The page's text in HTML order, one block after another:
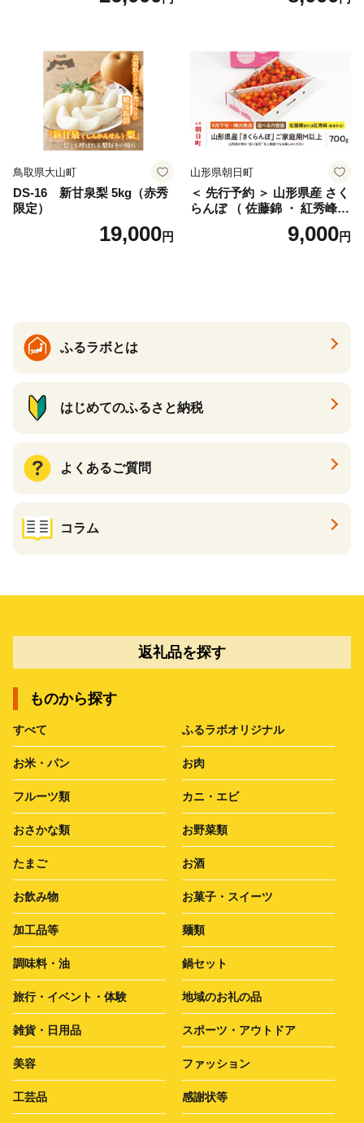
産 農家直送 期間限定 特産品
サイズミックス くらもとフ
ァーム 愛南町 愛媛県
鳥取県大山町
DS-16 新甘泉梨 5kg（赤秀
限定）
19,000円
山形県朝日町
＜ 先行予約 ＞ 山形県産 さく
らんぼ （ 佐藤錦 ・ 紅秀峰
） ご家庭用 M以上 700g 【20
26年6月下旬から7月上旬発
9,000円
ふるラボとは
はじめてのふるさと納税
よくあるご質問
コラム
返礼品を探す
ものから探す
すべて ふるラボオリジナル
お米・パン お肉
フルーツ類 カニ・エビ
おさかな類 お野菜類
たまご お酒
お飲み物 お菓子・スイーツ
加工品等 麺類
調味料・油 鍋セット
旅行・イベント・体験 地域のお礼の品
雑貨・日用品 スポーツ・アウトドア
美容 ファッション
工芸品 感謝状等